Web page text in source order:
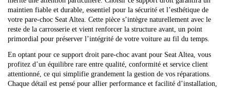
maintien fiable et durable, essentiel pour la sécurité et l’esthétique de
votre pare-choc Seat Altea. Cette pièce s’intègre naturellement avec le
reste de la carrosserie et vient renforcer la structure avant, un point
primordial pour préserver l’intégrité de votre voiture au fil du temps.
En optant pour ce support droit pare-choc avant pour Seat Altea, vous
profitez d’un équilibre rare entre qualité, conformité et service client
attentionné, ce qui simplifie grandement la gestion de vos réparations.
Chaque détail est pensé pour allier performance et facilité d’installation,